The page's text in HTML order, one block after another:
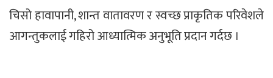
चिसो हावापानी, शान्त वातावरण र स्वच्छ प्राकृतिक परिवेशले
आगन्तुकलाई गहिरो आध्यात्मिक अनुभूति प्रदान गर्दछ ।